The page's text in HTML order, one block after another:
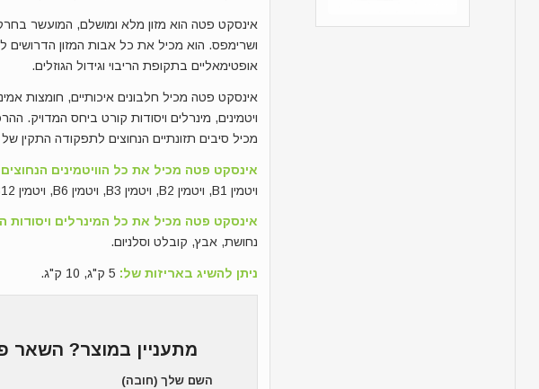
אינסקט פטה הוא מזון מלא ומושלם, המועשר
ושרימפס. הוא מכיל את כל אבות המזון הדרושים
אופטימאליים בתקופת הריבוי וגידול הגוזלים.
אינסקט פטה מכיל חלבונים איכותיים, חומצות
ויטמינים, מינרלים ויסודות קורט ביחס המדויק.
מכיל סיבים תזונתיים הנחוצים לתפקודה התקין
אינסקט פטה מכיל את כל הוויטמינים הנחוצים
ויטמין B1, ויטמין B2, ויטמין B3, ויטמין B6, ויטמין B12, ויטמין H ביוטין, ויטמין C וחומצה פולית.
אינסקט פטה מכיל את כל המינרלים ויסודות
נחושת, אבץ, קובלט וסלניום.
ניתן להשיג באריזות של:
מתעניין במוצר? השאר
השם שלך (חובה)